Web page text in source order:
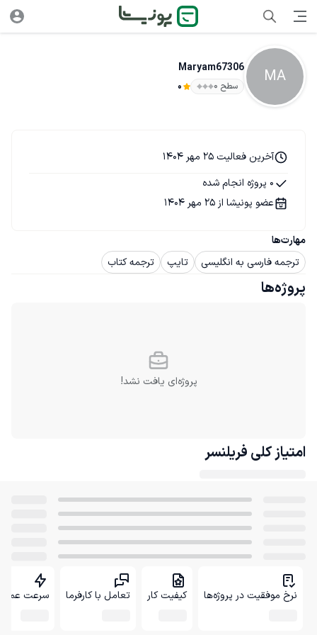
MA
Maryam67306
سطح ۰ 0
مهارت‌ها
ترجمه فارسی به انگلیسی
تایپ ترجمه کتاب
آخرین فعالیت 25 مهر 1404
0 پروژه انجام شده
عضو پونیشا از 25 مهر 1404
پروژه‌ها
پروژه‌ای یافت نشد!
امتیاز کلی فریلنسر
نرخ موفقیت در پروژه‌ها کیفیت کار تعامل با کارفرما سرعت عمل